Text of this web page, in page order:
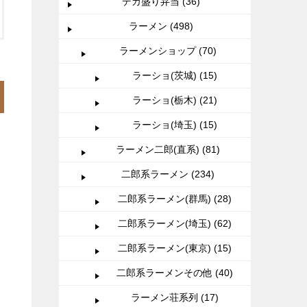
ラーメン (498)
ラーメンショップ (70)
ラーショ(茨城) (15)
ラーショ(栃木) (21)
ラーショ(埼玉) (15)
ラーメン二郎(直系) (81)
二郎系ラーメン (234)
二郎系ラーメン(群馬) (28)
二郎系ラーメン(埼玉) (62)
二郎系ラーメン(東京) (15)
二郎系ラーメンその他 (40)
ラーメン荘系列 (17)